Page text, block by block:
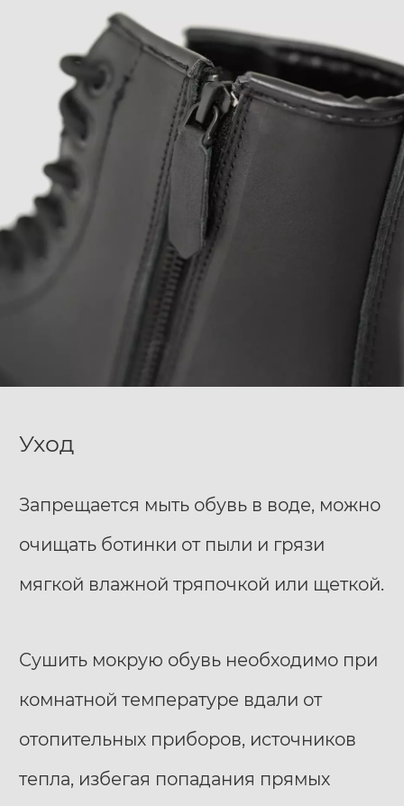
Уход
Запрещается мыть обувь в воде, можно
очищать ботинки от пыли и грязи
мягкой влажной тряпочкой или щеткой.
Сушить мокрую обувь необходимо при
комнатной температуре вдали от
отопительных приборов, источников
тепла, избегая попадания прямых